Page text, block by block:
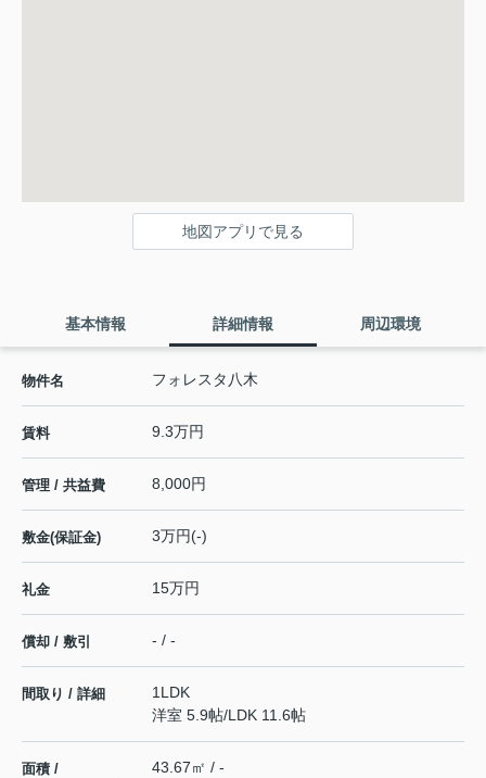
地図アプリで見る
基本情報 詳細情報 周辺環境
物件名 フォレスタ八木
賃料 9.3万円
管理 / 共益費 8,000円
敷金(保証金) 3万円(-)
礼金 15万円
償却 / 敷引 - / -
間取り / 詳細
1LDK
洋室 5.9帖/LDK 11.6帖
面積 /
43.67㎡ / -